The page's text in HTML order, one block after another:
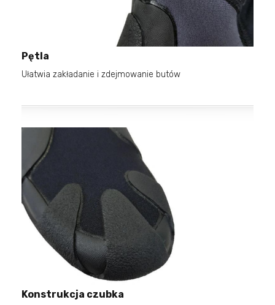
Pętla
Ułatwia zakładanie i zdejmowanie butów
Konstrukcja czubka